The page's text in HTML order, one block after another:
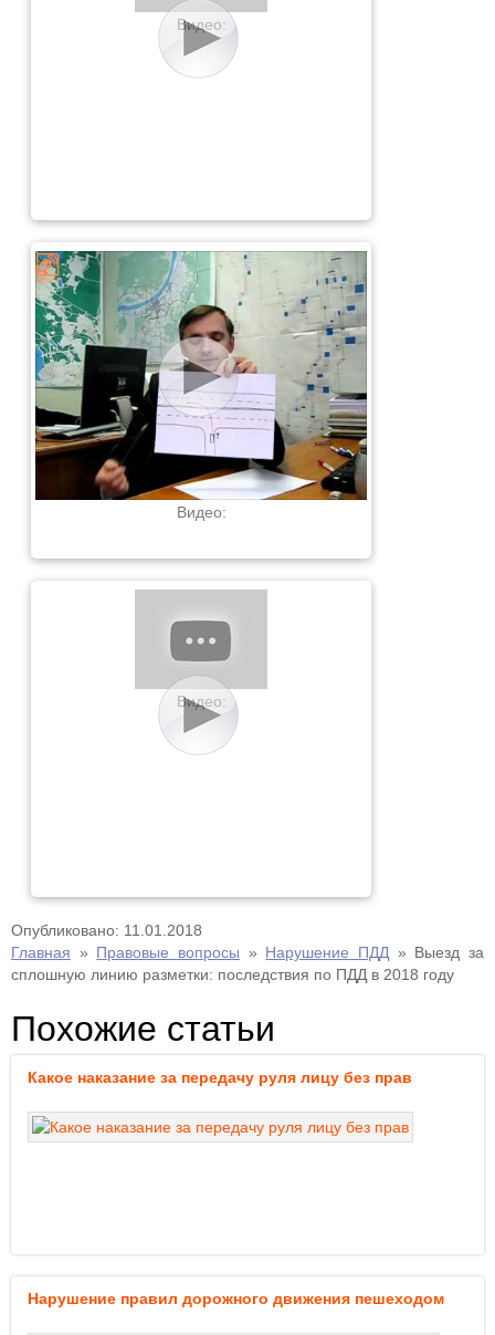
Видео:
Видео:
Видео:
Опубликовано: 11.01.2018
Главная » Правовые вопросы » Нарушение ПДД » Выезд за
сплошную линию разметки: последствия по ПДД в 2018 году
Похожие статьи
Какое наказание за передачу руля лицу без прав
Нарушение правил дорожного движения пешеходом